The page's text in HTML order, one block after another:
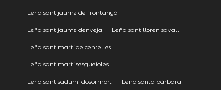
Leña sant jaume de frontanyà
Leña sant jaume denveja Leña sant lloren savall
Leña sant martí de centelles
Leña sant martí sesgueioles
Leña sant sadurní dosormort Leña santa bàrbara